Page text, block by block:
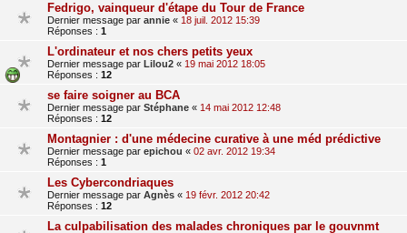
Fedrigo, vainqueur d'étape du Tour de France
Dernier message par annie « 18 juil. 2012 15:39
Réponses : 1
L'ordinateur et nos chers petits yeux
Dernier message par Lilou2 « 19 mai 2012 18:05
Réponses : 12
se faire soigner au BCA
Dernier message par Stéphane « 14 mai 2012 12:48
Réponses : 12
Montagnier : d'une médecine curative à une méd prédictive
Dernier message par epichou « 02 avr. 2012 19:34
Réponses : 1
Les Cybercondriaques
Dernier message par Agnès « 19 févr. 2012 20:42
Réponses : 12
La culpabilisation des malades chroniques par le gouvnmt